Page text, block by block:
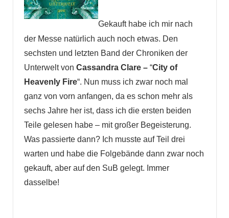
Gekauft habe ich mir nach
der Messe natürlich auch noch etwas. Den
sechsten und letzten Band der Chroniken der
Unterwelt von Cassandra Clare – “City of
Heavenly Fire“. Nun muss ich zwar noch mal
ganz von vorn anfangen, da es schon mehr als
sechs Jahre her ist, dass ich die ersten beiden
Teile gelesen habe – mit großer Begeisterung.
Was passierte dann? Ich musste auf Teil drei
warten und habe die Folgebände dann zwar noch
gekauft, aber auf den SuB gelegt. Immer
dasselbe!